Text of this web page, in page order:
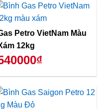
Petro VietNam Màu
12kg